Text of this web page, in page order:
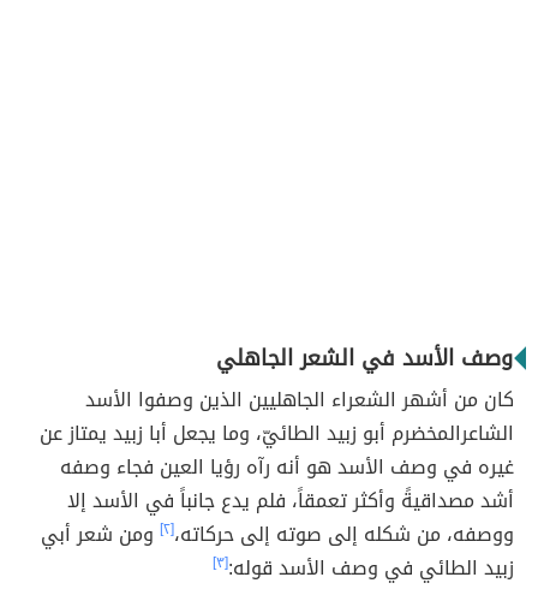
وصف الأسد في الشعر الجاهلي
كان من أشهر الشعراء الجاهليين الذين وصفوا الأسد
الشاعرالمخضرم أبو زبيد الطائيّ، وما يجعل أبا زبيد يمتاز عن
غيره في وصف الأسد هو أنه رآه رؤيا العين فجاء وصفه
أشد مصداقيةً وأكثر تعمقاً، فلم يدع جانباً في الأسد إلا
ووصفه، من شكله إلى صوته إلى حركاته،[٢]
ومن شعر أبي
زبيد الطائي في وصف الأسد قوله:[٣]